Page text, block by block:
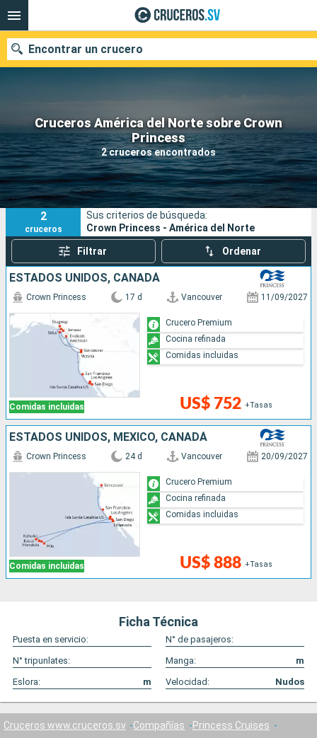
Cruceros América del Norte sobre Crown
Princess
2 cruceros encontrados
Encontrar un crucero
Nuestros destinos
Fecha de salida
Puertos Compañías
Buscar
2
cruceros
Sus criterios de búsqueda:
Crown Princess - América del Norte
Filtrar Ordenar
ESTADOS UNIDOS, CANADÁ
Comidas incluidas
Crown Princess 17 d Vancouver 11/09/2027
US$ 752 +Tasas
Crucero Premium
Cocina refinada
Comidas incluidas
ESTADOS UNIDOS, MÉXICO, CANADÁ
Comidas incluidas
Crown Princess 24 d Vancouver 20/09/2027
US$ 888 +Tasas
Crucero Premium
Cocina refinada
Comidas incluidas
Ficha Técnica
Puesta en servicio:
N° de pasajeros:
N° tripunlates:
Manga:
m
Eslora:
m Velocidad: Nudos
Cruceros www.cruceros.sv Compañías
Princess Cruises